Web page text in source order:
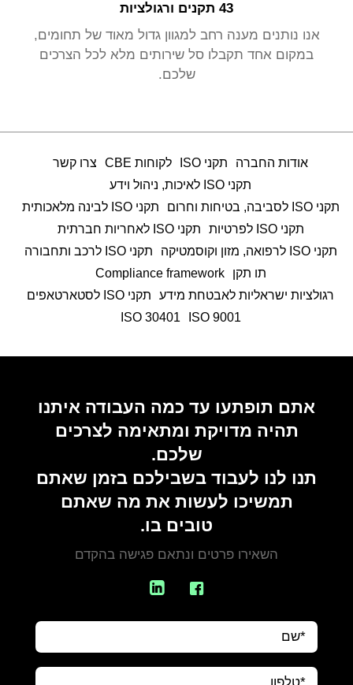
43 תקנים ורגולציות
אנו נותנים מענה רחב למגוון גדול מאוד של תחומים,
במקום אחד תקבלו סל שירותים מלא לכל הצרכים
שלכם.
אודות החברה תקני ISO לקוחות CBE
צרו קשר
תקני ISO לאיכות, ניהול וידע
תקני ISO לסביבה, בטיחות וחרום
תקני ISO לבינה מלאכותית
תקני ISO לפרטיות
תקני ISO לאחריות חברתית
תקני ISO לרפואה, מזון וקוסמטיקה
תקני ISO לרכב ותחבורה
תו תקן
Compliance framework
רגולציות ישראליות לאבטחת מידע
תקני ISO לסטארטאפים
9001 ISO
ISO 30401
אתם תופתעו עד כמה העבודה איתנו
תהיה מדויקת ומתאימה לצרכים
שלכם.
תנו לנו לעבוד בשבילכם בזמן שאתם
תמשיכו לעשות את מה שאתם
טובים בו.
השאירו פרטים ונתאם פגישה בהקדם